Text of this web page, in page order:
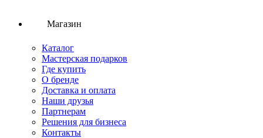
Магазин
Каталог
Мастерская подарков
Где купить
О бренде
Доставка и оплата
Наши друзья
Партнерам
Решения для бизнеса
Контакты